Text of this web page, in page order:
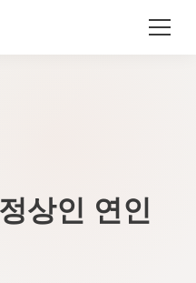
상인 연인